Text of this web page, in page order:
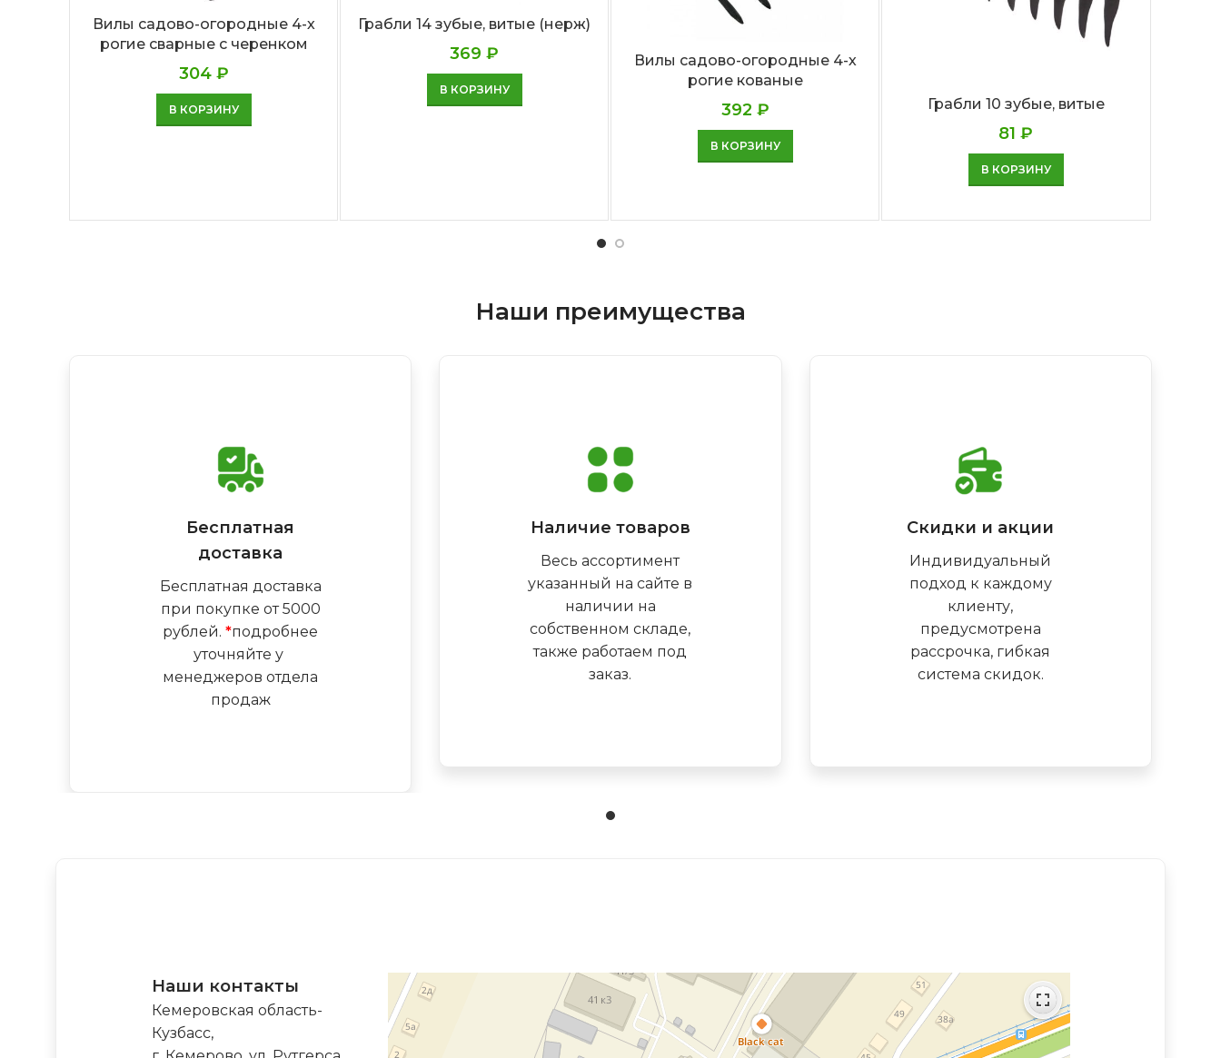
Вилы садово-огородные 4-х
рогие сварные с черенком
304 ₽
В КОРЗИНУ
Грабли 14 зубые, витые (нерж)
369₽
В КОРЗИНУ
Вилы садово-огородные 4-х
рогие кованые
392 ₽
В КОРЗИНУ
Грабли 10 зубые, витые
81₽
В КОРЗИНУ
Наши преимущества
Бесплатная
доставка
Бесплатная доставка
при покупке от 5000
рублей.*подробнее
уточняйте у
менеджеров отдела
продаж
Наличие товаров
Весь ассортимент
указанный на сайте в
наличии на
собственном складе,
также работаем под
заказ.
Скидки и акции
Индивидуальный
подход к каждому
клиенту,
предусмотрена
рассрочка, гибкая
система скидок.
Наши контакты
Кемеровская область-
Кузбасс,